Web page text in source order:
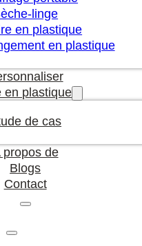
linge
en plastique
en plastique
en plastique
de cas
propos de
Blogs
Contact